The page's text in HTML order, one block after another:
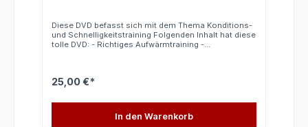
Diese DVD befasst sich mit dem Thema Konditions-
und Schnelligkeitstraining Folgenden Inhalt hat diese
tolle DVD: - Richtiges Aufwärmtraining -
Konditionstraining mit Partner - Dehn- und
Techniken werden genau erläutert und in mehreren
Geschwindigkeiten vorgeführt. In englischer Sprache
(ohne Englischkenntnisse leicht verständlich)
25,00 €*
In den Warenkorb